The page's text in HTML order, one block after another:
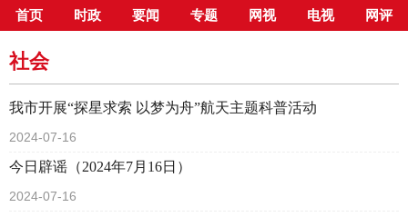
首页 时政 要闻 专题 网视 电视 网评
当前位置： 首页> 新闻中心> 社会
社会
我市开展“探星求索 以梦为舟”航天主题科普活动
2024-07-16
今日辟谣（2024年7月16日）
2024-07-16